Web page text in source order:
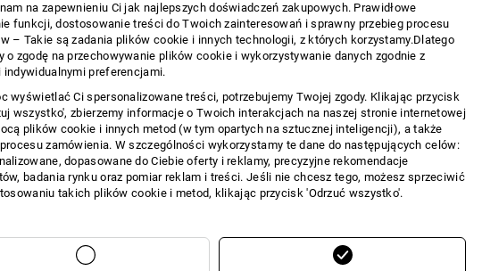
ZAKUPOWE
artykuł z najlepszymi
W 3 krokach do
na zapewnieniu Ci jak najlepszych doświadczeń zakupowych. Prawidłowe
funkcji, dostosowanie treści do Twoich zainteresowań i sprawny przebieg procesu
– Takie są zadania plików cookie i innych technologii, z których korzystamy.Dlatego
o zgodę na przechowywanie plików cookie i wykorzystywanie danych zgodnie z
indywidualnymi preferencjami.
wyświetlać Ci spersonalizowane treści, potrzebujemy Twojej zgody. Klikając przycisk
wszystko', zbierzemy informacje o Twoich interakcjach na naszej stronie internetowej
plików cookie i innych metod (w tym opartych na sztucznej inteligencji), a także
zamówienia. W szczególności wykorzystamy te dane do następujących celów:
dopasowane do Ciebie oferty i reklamy, precyzyjne rekomendacje
badania rynku oraz pomiar reklam i treści. Jeśli nie chcesz tego, możesz sprzeciwić
takich plików cookie i metod, klikając przycisk 'Odrzuć wszystko'.